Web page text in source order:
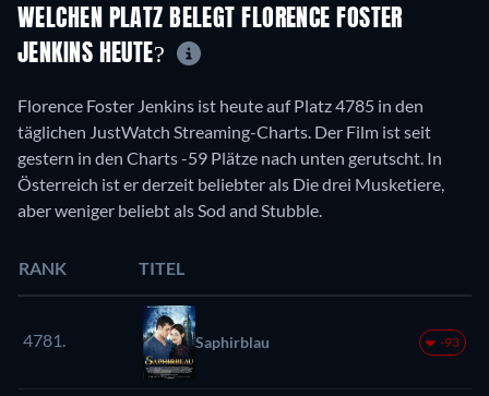
WELCHEN PLATZ BELEGT FLORENCE FOSTER
JENKINS HEUTE?
Florence Foster Jenkins ist heute auf Platz 4785 in den
täglichen JustWatch Streaming-Charts. Der Film ist seit
gestern in den Charts -59 Plätze nach unten gerutscht. In
Österreich ist er derzeit beliebter als Die drei Musketiere,
aber weniger beliebt als Sod and Stubble.
RANK TITEL
4781. Saphirblau -93